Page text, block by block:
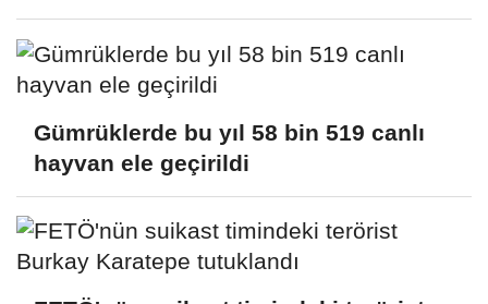
Gümrüklerde bu yıl 58 bin 519 canlı
hayvan ele geçirildi